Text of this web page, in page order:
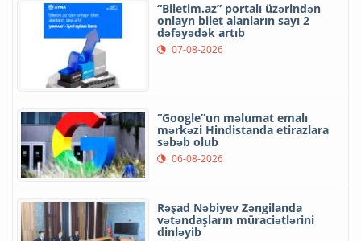
“Biletim.az” portalı üzərindən
onlayn bilet alanların sayı 2
dəfəyədək artıb
07-08-2026
“Google”un məlumat emalı
mərkəzi Hindistanda etirazlara
səbəb olub
06-08-2026
Rəşad Nəbiyev Zəngilanda
vətəndaşların müraciətlərini
dinləyib